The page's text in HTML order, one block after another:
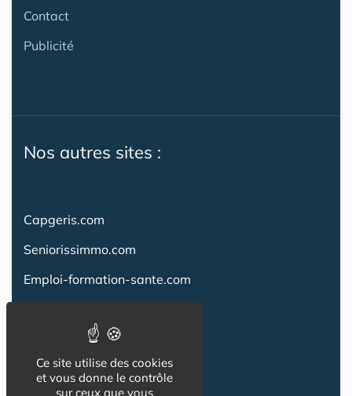
Contact
Publicité
Nos autres sites :
Capgeris.com
Seniorissimmo.com
Emploi-formation-sante.com
Creche-et-naissance.com
Co-Living & Co-Working
Ce site utilise des cookies
et vous donne le contrôle
sur ceux que vous